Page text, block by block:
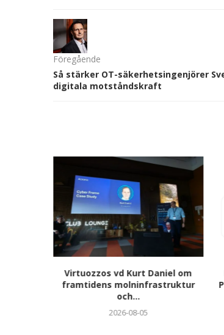
Föregående
Så stärker OT-säkerhetsingenjörer
digitala motståndskraft
Virtuozzos vd Kurt Daniel om
framtidens molninfrastruktur
och...
2026-08-05